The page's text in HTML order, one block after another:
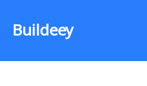
Buildeey